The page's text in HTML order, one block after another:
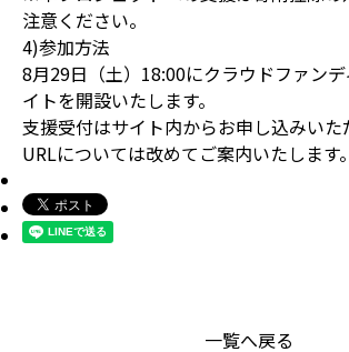
注意ください。
4)参加方法
8月29日（土）18:00にクラウドファン
イトを開設いたします。
支援受付はサイト内からお申し込みいた
URLについては改めてご案内いたします。
一覧へ戻る